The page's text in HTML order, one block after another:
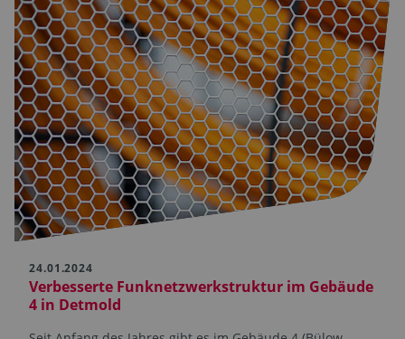
24.01.2024
Verbesserte Funknetzwerkstruktur im Gebäude
4 in Detmold